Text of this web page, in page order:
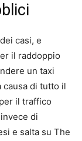
casi, e
il raddoppio
un taxi
causa di tutto il
il traffico
di
e salta su The